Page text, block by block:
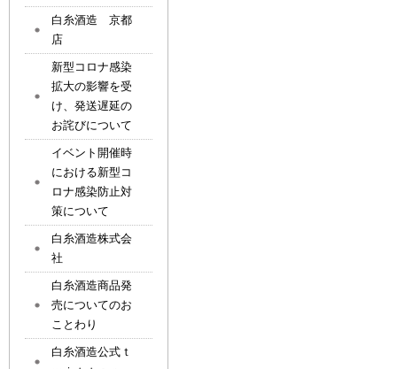
白糸酒造 京都
店
新型コロナ感染
拡大の影響を受
け、発送遅延の
お詫びについて
イベント開催時
における新型コ
ロナ感染防止対
策について
白糸酒造株式会
社
白糸酒造商品発
売についてのお
ことわり
白糸酒造公式ｔ